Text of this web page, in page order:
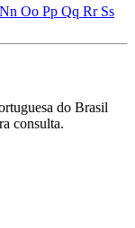
Nn Oo Pp Qq Rr Ss
do Brasil
consulta.